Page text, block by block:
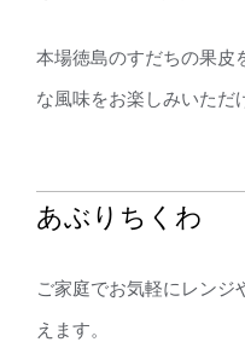
本場徳島のすだちの果皮
な風味をお楽しみいただ
あぶりちくわ
ご家庭でお気軽にレンジ
えます。